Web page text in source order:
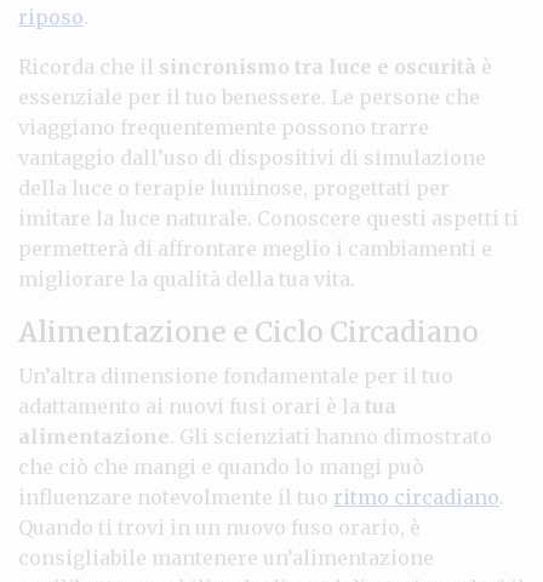
riposo.
Ricorda che il sincronismo tra luce e oscurità è
essenziale per il tuo benessere. Le persone che
viaggiano frequentemente possono trarre
vantaggio dall’uso di dispositivi di simulazione
della luce o terapie luminose, progettati per
imitare la luce naturale. Conoscere questi aspetti ti
permetterà di affrontare meglio i cambiamenti e
migliorare la qualità della tua vita.
Alimentazione e Ciclo Circadiano
Un’altra dimensione fondamentale per il tuo
adattamento ai nuovi fusi orari è la tua
alimentazione. Gli scienziati hanno dimostrato
che ciò che mangi e quando lo mangi può
influenzare notevolmente il tuo ritmo circadiano.
Quando ti trovi in un nuovo fuso orario, è
consigliabile mantenere un’alimentazione